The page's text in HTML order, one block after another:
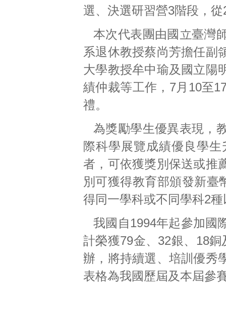
選、決選研習營3階段，
本次代表團由國立臺灣
系退休教授蔡尚芳擔任副
大學教授牟中瑜及國立陽
績仲裁等工作，7月10至
禮。
為獎勵學生優異表現，
際科學展覽成績優良學
者，可依獲獎別保送或推
別可獲得教育部頒發新臺
得同一學科或不同學科2
我國自1994年起參加國
計榮獲79金、32銀、18
辦，將持續選、培訓優秀
表格為我國歷屆及本屆參